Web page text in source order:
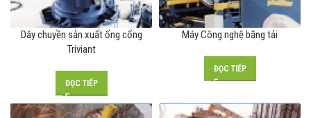
Dây chuyền sản xuất ống cống
Triviant
ĐỌC TIẾP
Máy Công nghệ băng tải
ĐỌC TIẾP